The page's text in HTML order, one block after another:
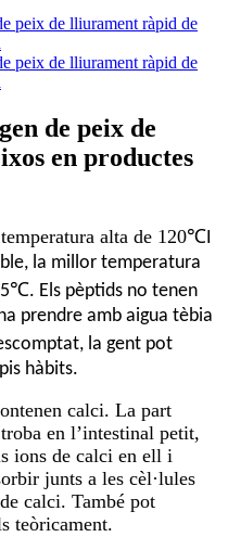
de peix de
en productes
alta de 120℃I
la millor temperatura
℃. Els pèptids no tenen
prendre amb aigua tèbia
la gent pot
hàbits.
calci. La part
en l’intestinal petit,
ions de calci en ell i
junts a les cèl·lules
calci. També pot
teòricament.